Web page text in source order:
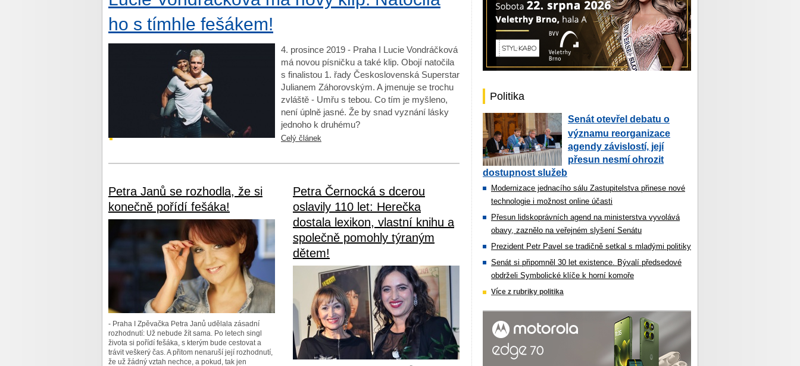
ho s tímhle fešákem!
4. prosince 2019 - Praha I Lucie Vondráčková
má novou písničku a také klip. Obojí natočila
s finalistou 1. řady Československá Superstar
Julianem Záhorovským. A jmenuje se trochu
zvláště - Umřu s tebou. Co tím je myšleno,
není úplně jasné. Že by snad vyznání lásky
jednoho k druhému?
Celý článek
Petra Janů se rozhodla, že si
konečně pořídí fešáka!
- Praha I Zpěvačka Petra Janů udělala zásadní
rozhodnutí: Už nebude žít sama. Po letech singl
života si pořídí fešáka, s kterým bude cestovat a
trávit veškerý čas. A přitom nenaruší její rozhodnutí,
že už žádný vztah nechce, a pokud, tak jen
Petra Černocká s dcerou
oslavily 110 let: Herečka
dostala lexikon, vlastní knihu a
společně pomohly týraným
dětem!
Politika
Senát otevřel debatu o
významu reorganizace
agendy závislostí, její
přesun nesmí ohrozit
dostupnost služeb
Modernizace jednacího sálu Zastupitelstva přinese nové
technologie i možnost online účasti
Přesun lidskoprávních agend na ministerstva vyvolává
obavy, zaznělo na veřejném slyšení Senátu
Prezident Petr Pavel se tradičně setkal s mladými politiky
Senát si připomněl 30 let existence. Bývalí předsedové
obdrželi Symbolické klíče k horní komoře
Více z rubriky politika